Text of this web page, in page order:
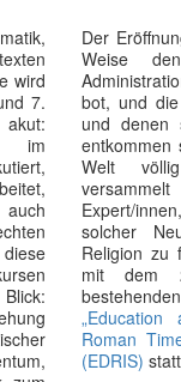
wird
7.
im
Der
Weise
bot, und
und denen
entkommen
Welt
Expert/
solcher
Religion zu
mit dem
Roman
(EDRIS)